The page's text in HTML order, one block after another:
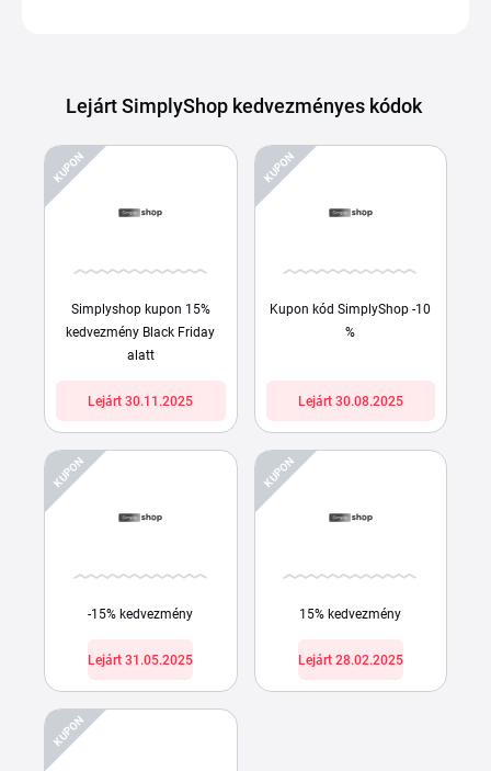
Lejárt SimplyShop kedvezményes kódok
KUPON
Simplyshop kupon 15%
kedvezmény Black Friday
alatt
Lejárt 30.11.2025
KUPON
Kupon kód SimplyShop -10
%
Lejárt 30.08.2025
KUPON
-15% kedvezmény
Lejárt 31.05.2025
KUPON
15% kedvezmény
Lejárt 28.02.2025
KUPON